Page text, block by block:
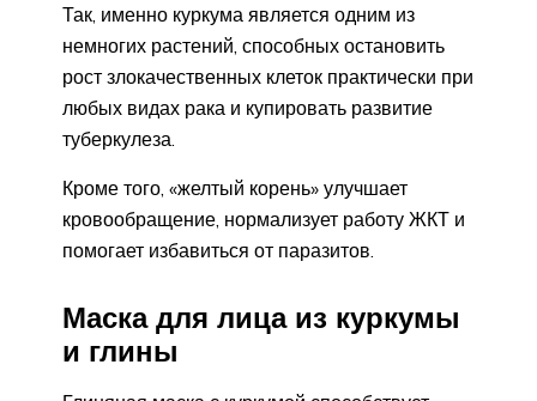
Так, именно куркума является одним из
немногих растений, способных остановить
рост злокачественных клеток практически при
любых видах рака и купировать развитие
туберкулеза.
Кроме того, «желтый корень» улучшает
кровообращение, нормализует работу ЖКТ и
помогает избавиться от паразитов.
Маска для лица из куркумы
и глины